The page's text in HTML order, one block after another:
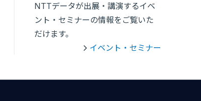
NTTデータが出展・講演するイベ
ント・セミナーの情報をご覧いた
だけます。
イベント・セミナー